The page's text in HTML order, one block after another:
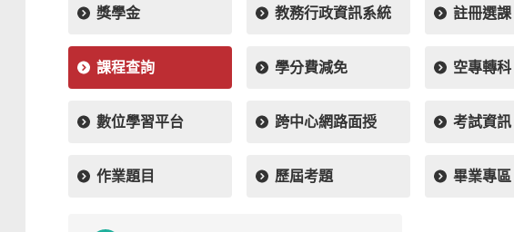
獎學金 教務行政資訊系統 註冊選課
課程查詢 學分費減免 空專轉
數位學習平台 跨中心網路面授 考試資訊
作業題目 歷屆考題 畢業專區